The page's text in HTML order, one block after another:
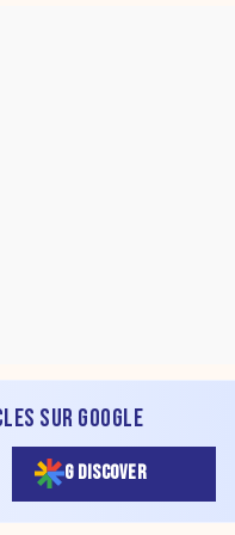
SUR GOOGLE
G DISCOVER